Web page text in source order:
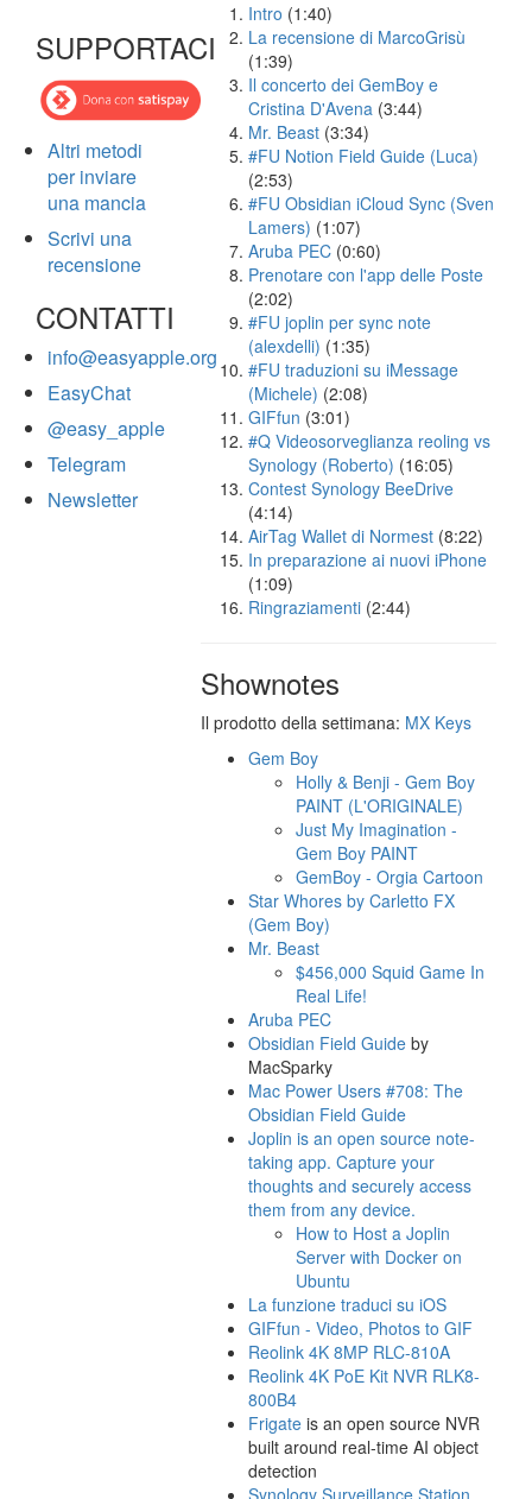
SUPPORTACI
Altri metodi
per inviare
una mancia
Scrivi una
recensione
CONTATTI
info@easyapple.org
EasyChat
@easy_apple
Telegram
Newsletter
Intro (1:40)
La recensione di MarcoGrisù
(1:39)
Il concerto dei GemBoy e
Cristina D'Avena (3:44)
Mr. Beast (3:34)
#FU Notion Field Guide (Luca)
(2:53)
#FU Obsidian iCloud Sync (Sven
Lamers) (1:07)
Aruba PEC (0:60)
Prenotare con l'app delle Poste
(2:02)
#FU joplin per sync note
(alexdelli) (1:35)
#FU traduzioni su iMessage
(Michele) (2:08)
GIFfun (3:01)
#Q Videosorveglianza reoling vs
Synology (Roberto) (16:05)
Contest Synology BeeDrive
(4:14)
AirTag Wallet di Normest (8:22)
In preparazione ai nuovi iPhone
(1:09)
Ringraziamenti (2:44)
Shownotes
Il prodotto della settimana: MX Keys
Gem Boy
Holly & Benji - Gem Boy
PAINT (L'ORIGINALE)
Just My Imagination -
Gem Boy PAINT
GemBoy - Orgia Cartoon
Star Whores by Carletto FX
(Gem Boy)
Mr. Beast
$456,000 Squid Game In
Real Life!
Aruba PEC
Obsidian Field Guide by
MacSparky
Mac Power Users #708: The
Obsidian Field Guide
Joplin is an open source note-
taking app. Capture your
thoughts and securely access
them from any device.
How to Host a Joplin
Server with Docker on
Ubuntu
La funzione traduci su iOS
GIFfun - Video, Photos to GIF
Reolink 4K 8MP RLC-810A
Reolink 4K PoE Kit NVR RLK8-
800B4
Frigate is an open source NVR
built around real-time AI object
detection
Synology Surveillance Station